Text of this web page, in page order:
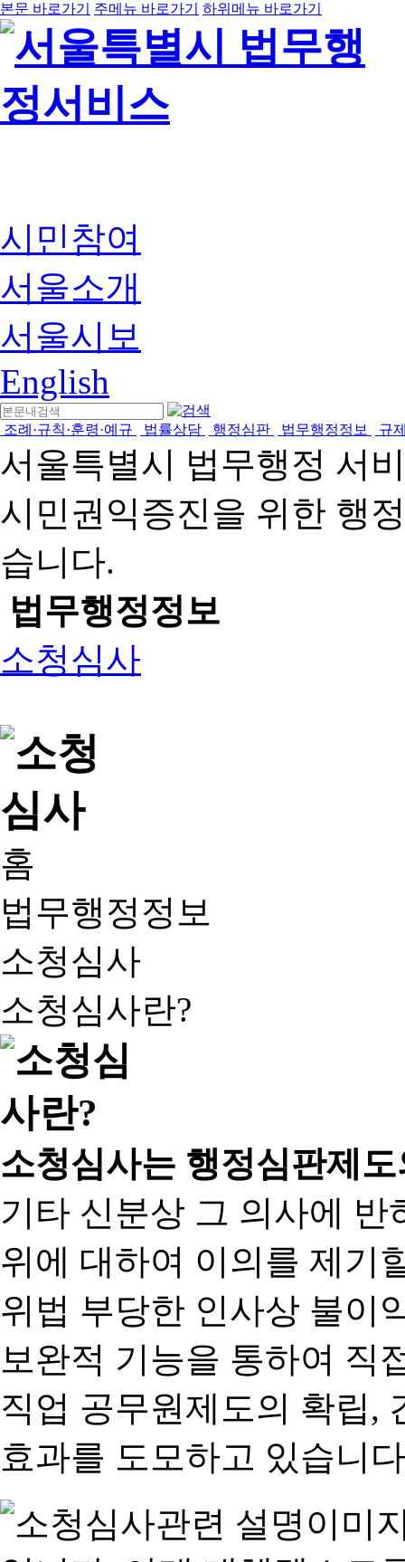
본문 바로가기 주메뉴 바로가기 하위메뉴 바로가기
시민참여
서울소개
서울시보
English
조례·규칙·훈령·예규 법률상담 행정심판 법무행정정보 규
서울특별시 법무행정 서
시민권익증진을 위한 행
습니다.
법무행정정보
소청심사
홈
법무행정정보
소청심사
소청심사란?
소청심사는 행정심판제
기타 신분상 그 의사에
위에 대하여 이의를 제기
위법 부당한 인사상 불이
보완적 기능을 통하여 직
직업 공무원제도의 확립,
효과를 도모하고 있습니